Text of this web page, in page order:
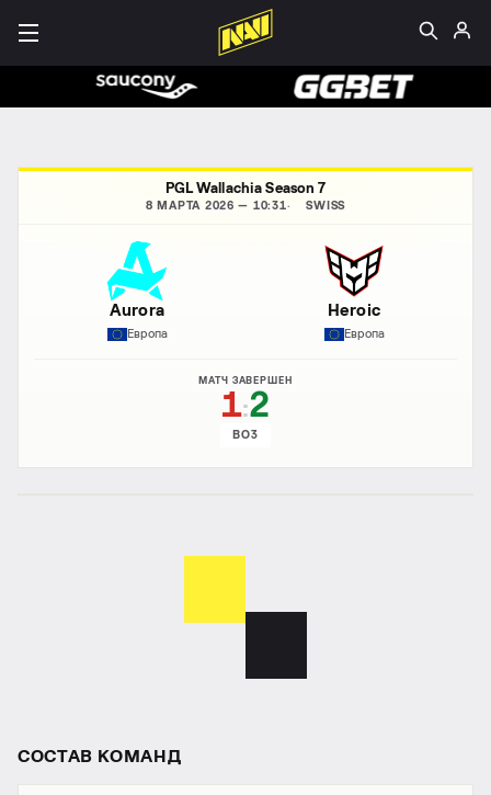
PGL Wallachia Season 7
8 МАРТА 2026 — 10:31 SWISS
Aurora
Европа
МАТЧ ЗАВЕРШЕН
1:2
BO3
Heroic
Европа
СОСТАВ КОМАНД